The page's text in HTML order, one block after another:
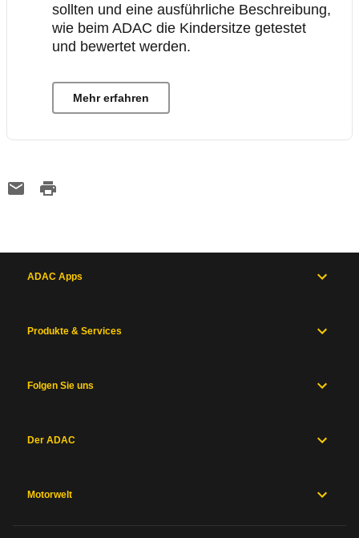
sollten und eine ausführliche Beschreibung,
wie beim ADAC die Kindersitze getestet
und bewertet werden.
Mehr erfahren
ADAC Apps
Produkte & Services
Folgen Sie uns
Der ADAC
Motorwelt